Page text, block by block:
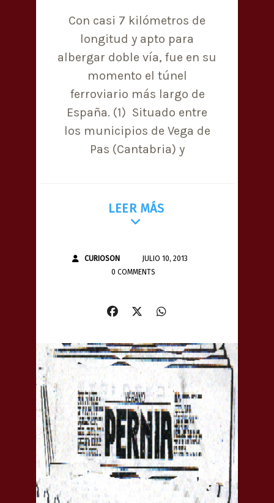
Con casi 7 kilómetros de
longitud y apto para
albergar doble vía, fue en su
momento el túnel
ferroviario más largo de
España. (1) Situado entre
los municipios de Vega de
Pas (Cantabria) y
LEER MÁS
CURIOSON
JULIO 10, 2013
0 COMMENTS